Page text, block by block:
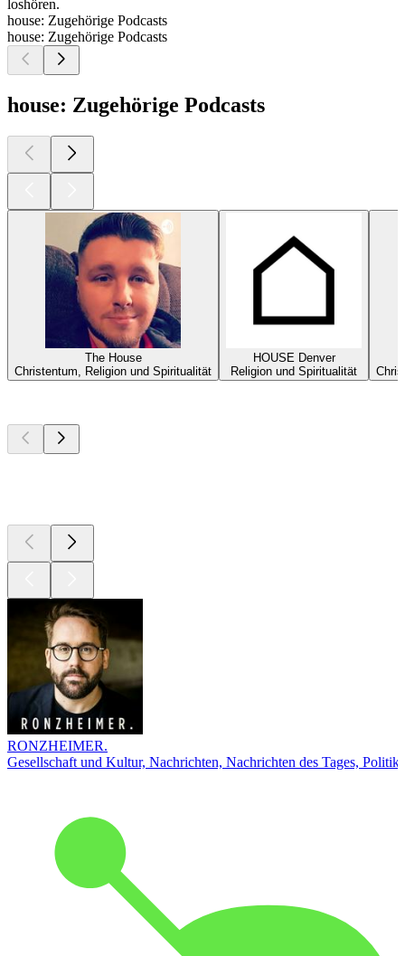
loshören.
house: Zugehörige Podcasts
house: Zugehörige Podcasts
house: Zugehörige Podcasts
The House
Christentum, Religion und Spiritualität
HOUSE Denver
Religion und Spiritualität
RONZHEIMER.
Gesellschaft und Kultur, Nachrichten, Nachrichten des Tages, Politik